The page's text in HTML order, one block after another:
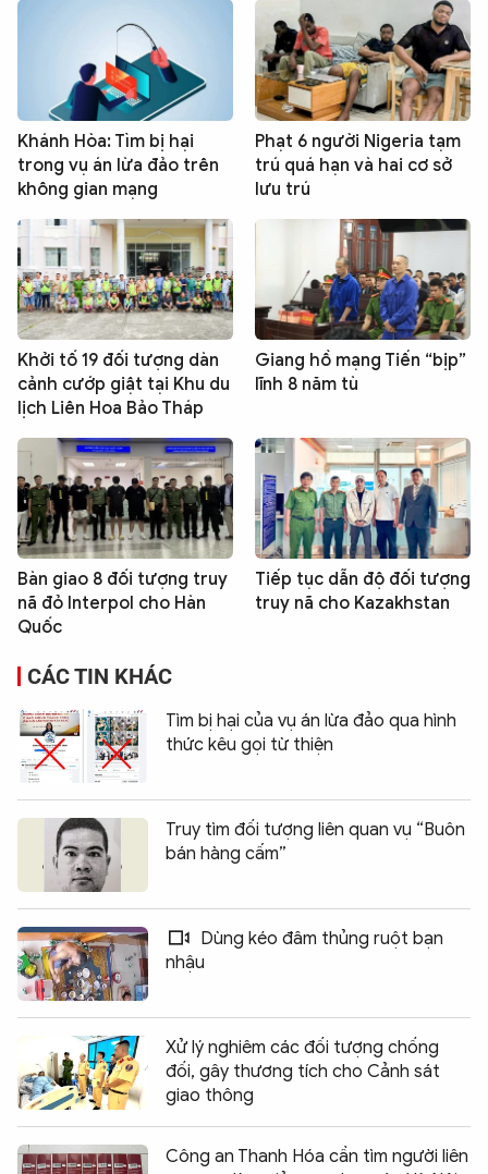
Khánh Hòa: Tìm bị hại
trong vụ án lừa đảo trên
không gian mạng
Phạt 6 người Nigeria tạm
trú quá hạn và hai cơ sở
lưu trú
Khởi tố 19 đối tượng dàn
cảnh cướp giật tại Khu du
lịch Liên Hoa Bảo Tháp
Giang hồ mạng Tiến “bịp”
lĩnh 8 năm tù
Bàn giao 8 đối tượng truy
nã đỏ Interpol cho Hàn
Quốc
Tiếp tục dẫn độ đối tượng
truy nã cho Kazakhstan
CÁC TIN KHÁC
Tìm bị hại của vụ án lừa đảo qua hình
thức kêu gọi từ thiện
Truy tìm đối tượng liên quan vụ “Buôn
bán hàng cấm”
Dùng kéo đâm thủng ruột bạn
nhậu
Xử lý nghiêm các đối tượng chống
đối, gây thương tích cho Cảnh sát
giao thông
Công an Thanh Hóa cần tìm người liên